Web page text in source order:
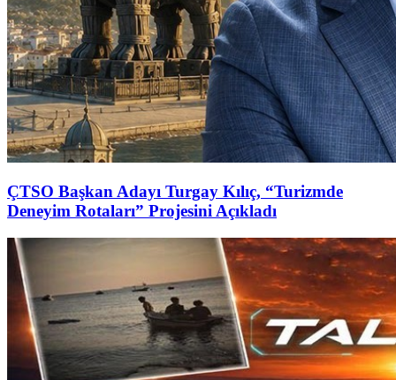
ÇTSO Başkan Adayı Turgay Kılıç, “Turizmde
Deneyim Rotaları” Projesini Açıkladı